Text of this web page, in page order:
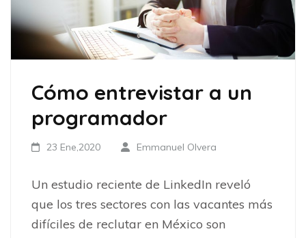
Cómo entrevistar a un
programador
23 Ene,2020 Emmanuel Olvera
Un estudio reciente de LinkedIn reveló
que los tres sectores con las vacantes más
difíciles de reclutar en México son